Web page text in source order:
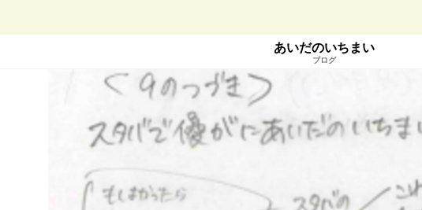
あいだのいちまい
ブログ